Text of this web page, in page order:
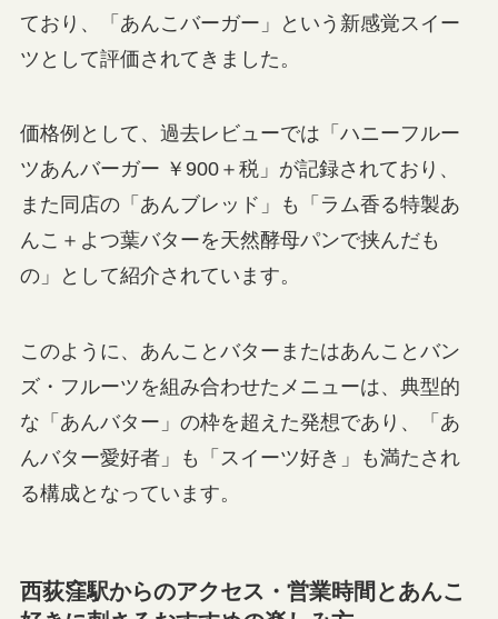
ており、「あんこバーガー」という新感覚スイー
ツとして評価されてきました。
価格例として、過去レビューでは「ハニーフルー
ツあんバーガー ￥900＋税」が記録されており、
また同店の「あんブレッド」も「ラム香る特製あ
んこ＋よつ葉バターを天然酵母パンで挟んだも
の」として紹介されています。
このように、あんことバターまたはあんことバン
ズ・フルーツを組み合わせたメニューは、典型的
な「あんバター」の枠を超えた発想であり、「あ
んバター愛好者」も「スイーツ好き」も満たされ
る構成となっています。
西荻窪駅からのアクセス・営業時間とあんこ